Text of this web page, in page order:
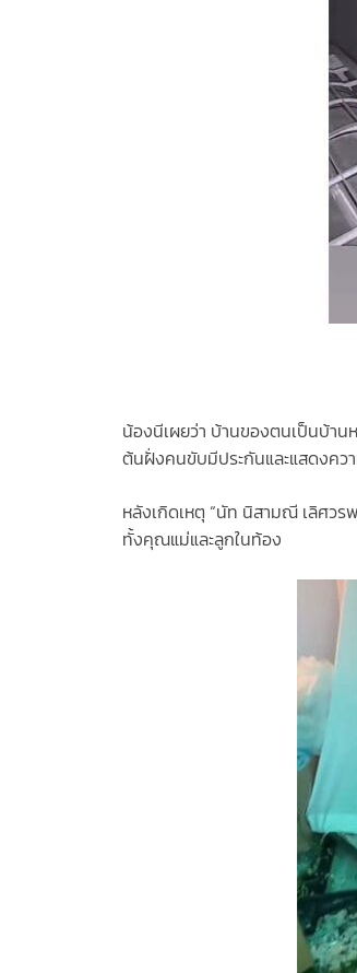
น้องนีเผยว่า บ้านของตนเป็นบ้าน
ต้นฝั่งคนขับมีประกันและแสดงคว
หลังเกิดเหตุ “นัท นิสามณี เลิศวร
ทั้งคุณแม่และลูกในท้อง